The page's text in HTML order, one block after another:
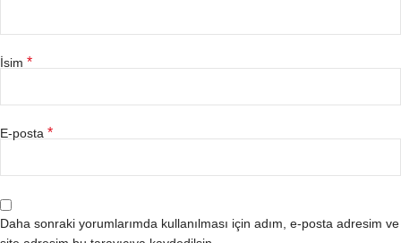
İsim *
E-posta *
Daha sonraki yorumlarımda kullanılması için adım, e-posta adresim ve